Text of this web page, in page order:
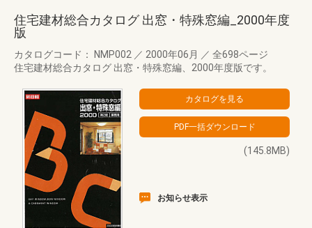
住宅建材総合カタログ 出窓・特殊窓編_2000年度
版
カタログコード： NMP002 ／ 2000年06月 ／ 全698ページ
住宅建材総合カタログ 出窓・特殊窓編、2000年度版です。
(145.8MB)
お知らせ表示